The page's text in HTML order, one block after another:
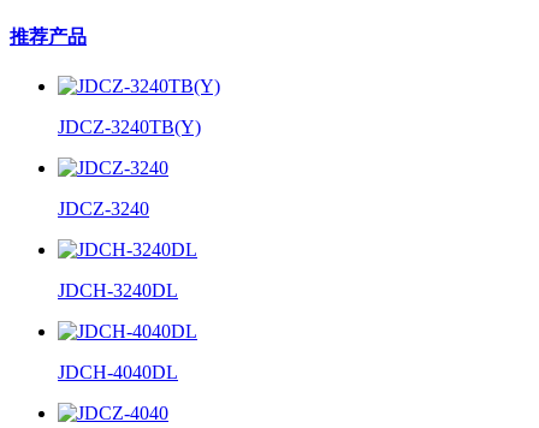
推荐产品
JDCZ-3240TB(Y)
JDCZ-3240
JDCH-3240DL
JDCH-4040DL